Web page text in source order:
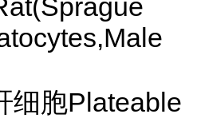
细胞Plateable